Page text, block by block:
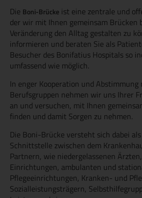
Die Boni-Brücke ist eine zentrale und
der wir mit Ihnen gemeinsam Brücken
Veränderung den Alltag gestalten zu
informieren und beraten Sie als
Besucher des Bonifatius Hospitals so
umfassend wie möglich.
In enger Kooperation und Abstimmung
Berufsgruppen nehmen wir uns Ihrer
an und versuchen, mit Ihnen
finden und damit Sorgen zu nehmen.
Die Boni-Brücke versteht sich dabei
Schnittstelle zwischen dem
Partnern, wie niedergelassenen
Einrichtungen, ambulanten und
Pflegeeinrichtungen, Kranken- und
Sozialleistungsträgern,